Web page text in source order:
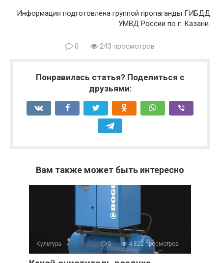
Информация подготовлена группой пропаганды ГИБДД
УМВД России по г. Казани.
0 243 просмотров
Понравилась статья? Поделиться с
друзьями:
Вам также может быть интересно
Культура 0 4 822 просмотров